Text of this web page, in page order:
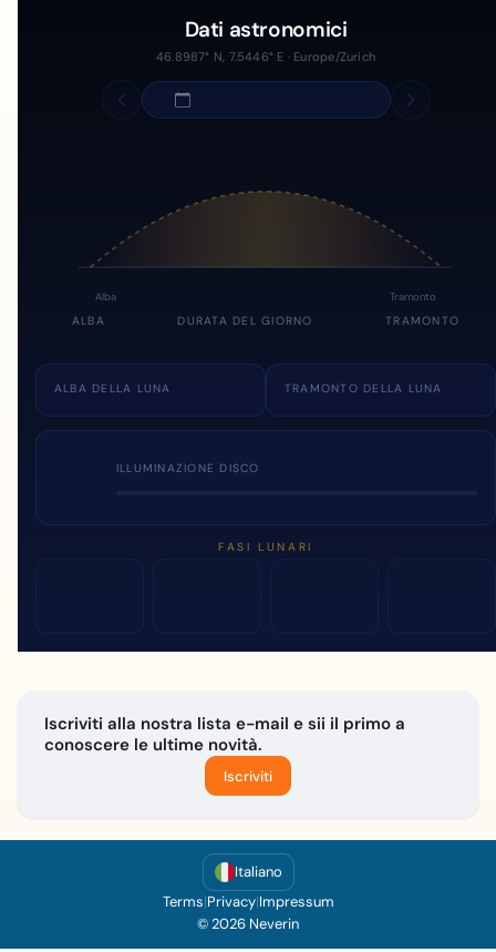
Dati astronomici
46.8987° N, 7.5446° E · Europe/Zurich
Alba Tramonto
ALBA DURATA DEL GIORNO TRAMONTO
ALBA DELLA LUNA TRAMONTO DELLA LUNA
ILLUMINAZIONE DISCO
FASI LUNARI
Iscriviti alla nostra lista e-mail e sii il primo a
conoscere le ultime novità.
Iscriviti
Italiano
Terms|Privacy|Impressum
© 2026 Neverin